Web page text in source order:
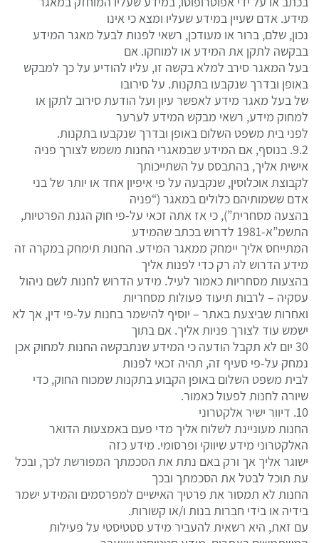
מידע. אדם שעיין במידע שעליו ומצא כי אינו
נכון, שלם, ברור או מעודכן, רשאי לפנות לבעל מאגר המידע
בבקשה לתקן את המידע או למוחקו. אם
בעל המאגר סירב למלא בקשה זו, עליו להודיע על כך למבקש
באופן ובדרך שנקבעו בתקנות. על סירובו
של בעל מאגר מידע לאפשר עיון ועל הודעת סירוב לתקן או
למחוק מידע, רשאי מבקש המידע לערער
לפני בית משפט השלום באופן ובדרך שנקבעו בתקנות.
9.2. בנוסף, אם המידע שבמאגרי החנות משמש לצורך פניה
אישית אליך, בהתבסס על השתייכותך
לקבוצת אוכלוסין, שנקבעה על פי איפיון אחד או יותר של בני
אדם ששמותיהם כלולים במאגר (“פניה
בהצעה מסחרית”), כי אז אתה זכאי על-פי חוק הגנת הפרטיות,
התשמ”א-1981 לדרוש בכתב שהמידע
המתייחס אליך יימחק ממאגר המידע. החנות תימחק במקרה זה
מידע הדרוש לה רק כדי לפנות אליך
בהצעות מסחריות כאמור לעיל. מידע הדרוש לחנות לשם ניהול
עסקיה – לרבות תיעוד פעולות מסחריות
ואחרות שביצעת באתר – יוסיף להישמר בחנות על-פי דין, אך לא
ישמש עוד לצורך פניות אליך. אם בתוך
30 יום לא תקבל הודעה כי המידע שנתבקשה החנות למחוק אכן
נמחק על-פי סעיף זה, תהיה זכאי לפנות
לבית משפט השלום באופן הקבוע בתקנות שמכוח החוק, כדי
שיורה לחנות לפעול כאמור.
10. דיוור ישיר אלקטרוני
החנות מעוניינת לשלוח אליך מדי פעם באמצעות הדואר
האלקטרוני מידע שיווקי ופרסומי. מידע כזה
ישוגר אליך אך ורק באם נתת את הסכמתך המפורשת לכך, ובכל
עת תוכל לבטל את הסכמתך ובכך
החנות לא תמסור את פרטיך האישיים למפרסמים והמידע ישמר
בידיה או בידי חברות בנות ו/או קשורות.
עם זאת, היא רשאית להעביר מידע סטטיסטי על פעילות